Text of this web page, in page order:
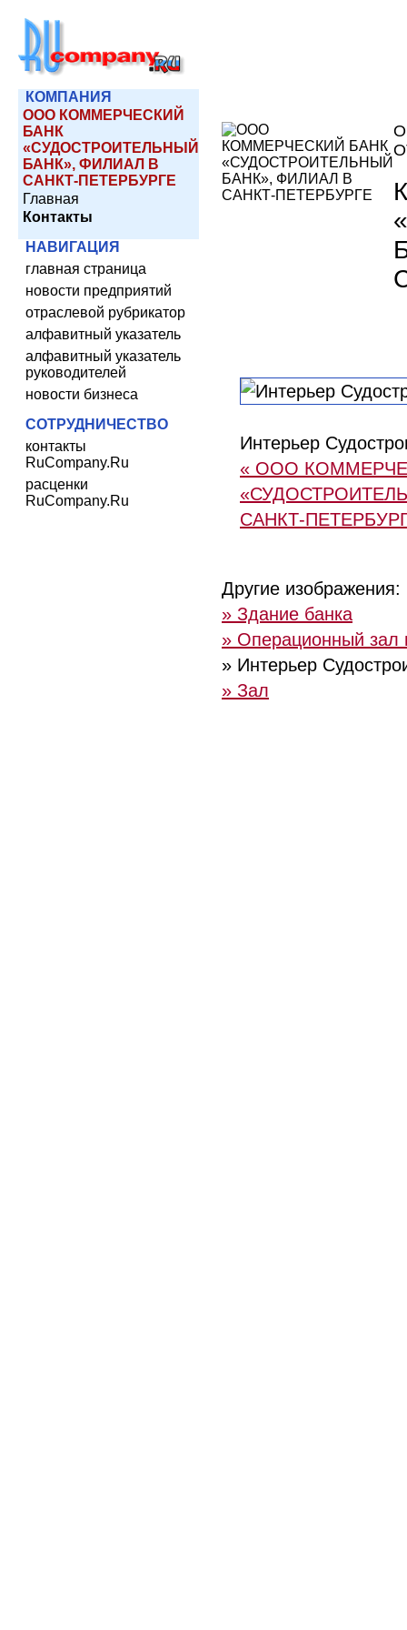
КОМПАНИЯ
ООО КОММЕРЧЕСКИЙ
БАНК
«СУДОСТРОИТЕЛЬНЫЙ
БАНК», ФИЛИАЛ В
САНКТ-ПЕТЕРБУРГЕ
Главная
Контакты
НАВИГАЦИЯ
главная страница
новости предприятий
отраслевой рубрикатор
алфавитный указатель
алфавитный указатель
руководителей
новости бизнеса
СОТРУДНИЧЕСТВО
контакты
RuCompany.Ru
расценки
RuCompany.Ru
Интерьер
« ООО
САНКТ-
Другие изображения:
» Здание банка
» Операционный зал
» Интерьер
» Зал